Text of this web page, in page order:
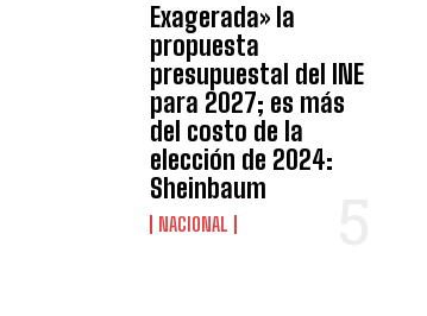
Exagerada» la
propuesta
presupuestal del INE
para 2027; es más
del costo de la
elección de 2024:
Sheinbaum
NACIONAL